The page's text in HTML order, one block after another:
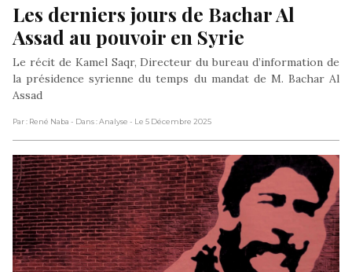
Les derniers jours de Bachar Al
Assad au pouvoir en Syrie
Le récit de Kamel Saqr, Directeur du bureau d’information de
la présidence syrienne du temps du mandat de M. Bachar Al
Assad
Par : René Naba - Dans : Analyse - Le 5 Décembre 2025